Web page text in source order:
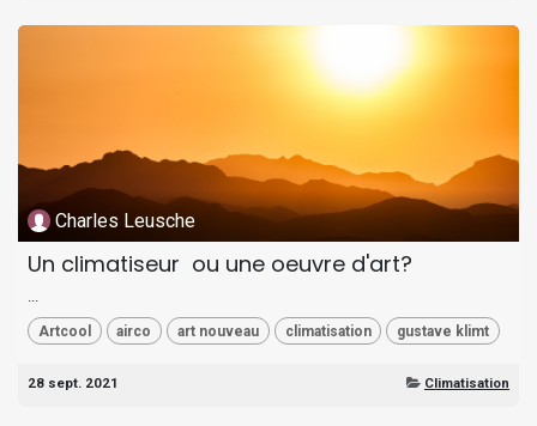
Charles Leusche
Un climatiseur ou une oeuvre d'art?
...
Artcool airco art nouveau climatisation gustave klimt
28 sept. 2021 Climatisation